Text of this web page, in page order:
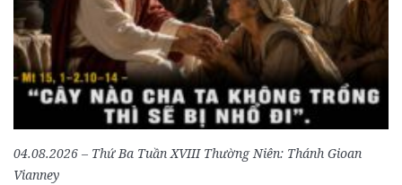
04.08.2026 – Thứ Ba Tuần XVIII Thường Niên: Thánh Gioan
Vianney